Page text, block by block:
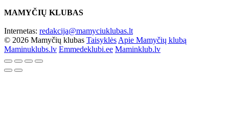
MAMYČIŲ KLUBAS
Internetas: redakcija@mamyciuklubas.lt
© 2026 Mamyčių klubas Taisyklės Apie Mamyčių klubą
Maminuklubs.lv Emmedeklubi.ee Maminklub.lv